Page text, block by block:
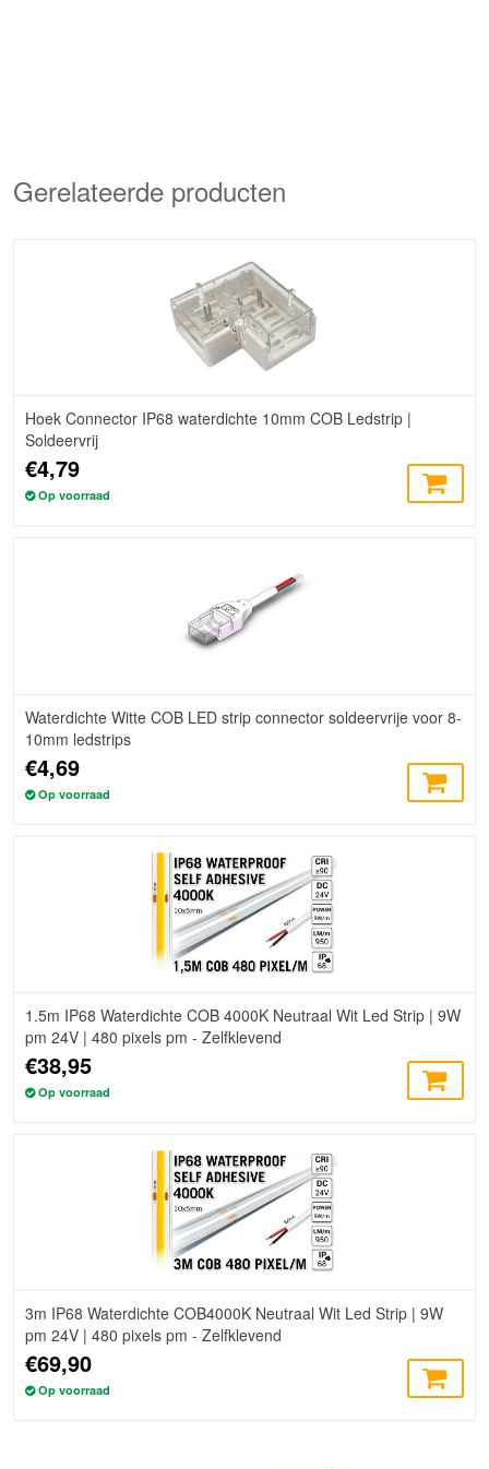
Gerelateerde producten
Hoek Connector IP68 waterdichte 10mm COB Ledstrip |
Soldeervrij
€4,79
Op voorraad
Waterdichte Witte COB LED strip connector soldeervrije voor 8-
10mm ledstrips
€4,69
Op voorraad
1.5m IP68 Waterdichte COB 4000K Neutraal Wit Led Strip | 9W
pm 24V | 480 pixels pm - Zelfklevend
€38,95
Op voorraad
3m IP68 Waterdichte COB4000K Neutraal Wit Led Strip | 9W
pm 24V | 480 pixels pm - Zelfklevend
€69,90
Op voorraad